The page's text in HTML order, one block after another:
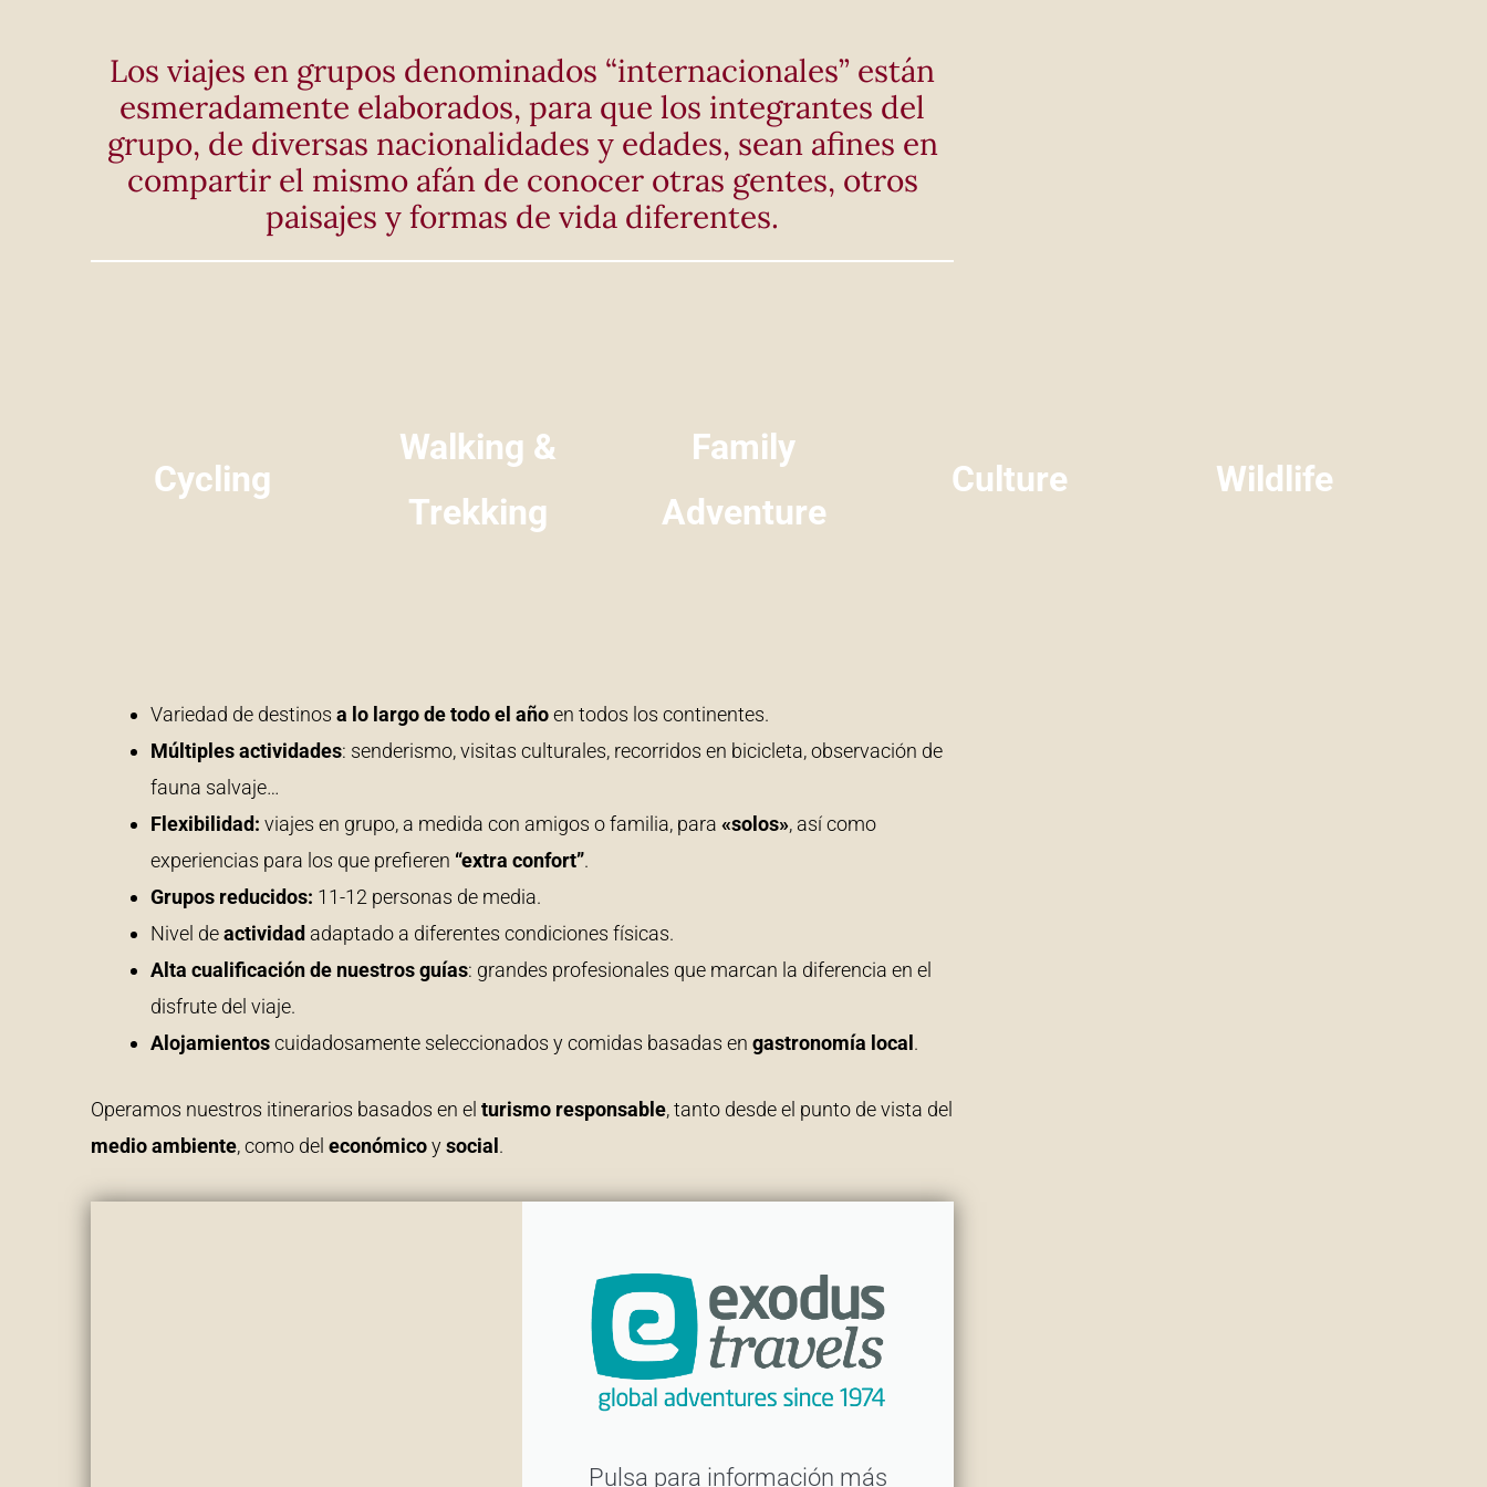
Los viajes en grupos denominados “internacionales” están
esmeradamente elaborados, para que los integrantes del
grupo, de diversas nacionalidades y edades, sean afines en
compartir el mismo afán de conocer otras gentes, otros
paisajes y formas de vida diferentes.
Cycling
Walking &
Trekking​
Family
Adventure​
Culture Wildlife
Variedad de destinos a lo largo de todo el añoen todos los continentes.
Múltiples actividades: senderismo, visitas culturales, recorridos en bicicleta, observación de
fauna salvaje…
Flexibilidad: viajes en grupo, a medida con amigos o familia, para «solos», así como
experiencias para los que prefieren “extra confort”.
Grupos reducidos: 11-12 personas de media.
Nivel deactividad adaptado a diferentes condiciones físicas.
Alta cualificación de nuestros guías: grandes profesionales que marcan la diferencia en el
disfrute del viaje.
Alojamientoscuidadosamente seleccionados y comidas basadas en gastronomía local .
Operamos nuestros itinerarios basados en el turismo responsable, tanto desde el punto de vista del
medio ambiente, como del económicoysocial .
Pulsa para información más